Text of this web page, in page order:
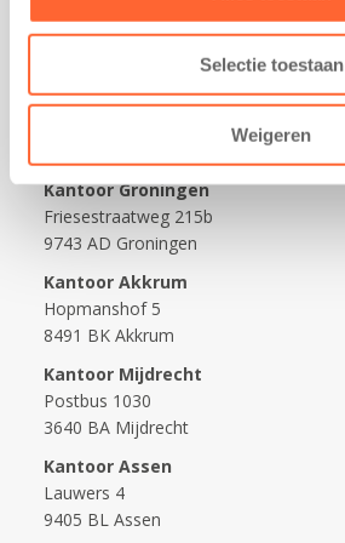
Selectie toestaan
Weigeren
Kantoor Groningen
Friesestraatweg 215b
9743 AD Groningen
Kantoor Akkrum
Hopmanshof 5
8491 BK Akkrum
Kantoor Mijdrecht
Postbus 1030
3640 BA Mijdrecht
Kantoor Assen
Lauwers 4
9405 BL Assen